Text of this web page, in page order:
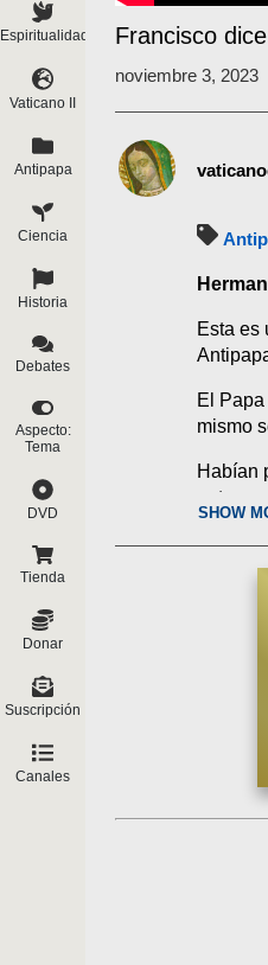
Francisco
noviembre 3, 2023
Esta es
El
mismo
Habían
entre
El
Entre
Eso es
para
SHOW
Espiritualidad
Vaticano II
Antipapa
Ciencia
Historia
Debates
Aspecto:
Tema
DVD
Tienda
Donar
Suscripción
Canales